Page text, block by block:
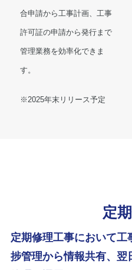
合申請から工事計画、工事
許可証の申請から発行まで
管理業務を効率化できま
す。
※2025年末リリース予定
定
定期修理工事において
捗管理から情報共有、翌